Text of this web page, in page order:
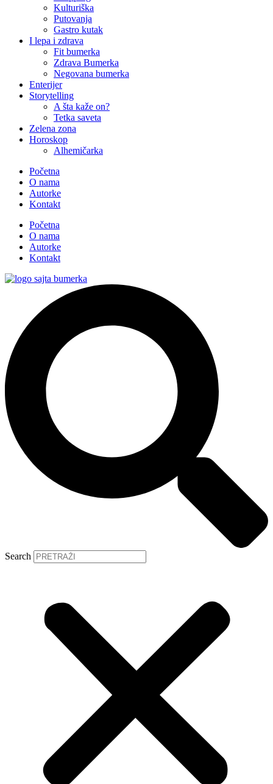
Kulturiška
Putovanja
Gastro kutak
I lepa i zdrava
Fit bumerka
Zdrava Bumerka
Negovana bumerka
Enterijer
Storytelling
A šta kaže on?
Tetka saveta
Zelena zona
Horoskop
Alhemičarka
Početna
O nama
Autorke
Kontakt
Početna
O nama
Autorke
Kontakt
Search